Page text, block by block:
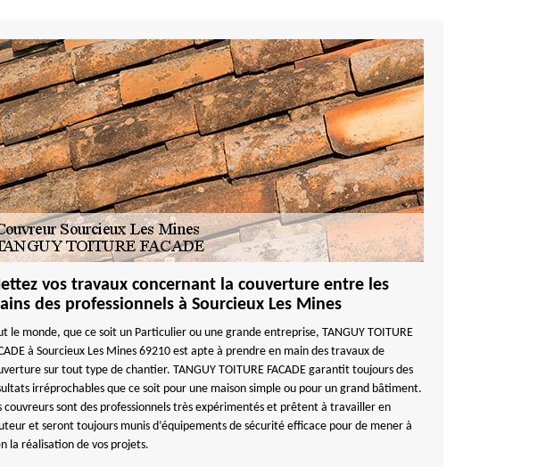
vos travaux concernant la couverture entre les
des professionnels à Sourcieux Les Mines
le monde, que ce soit un Particulier ou une grande entreprise, TANGUY TOITURE
à Sourcieux Les Mines 69210 est apte à prendre en main des travaux de
sur tout type de chantier. TANGUY TOITURE FACADE garantit toujours des
irréprochables que ce soit pour une maison simple ou pour un grand bâtiment.
couvreurs sont des professionnels très expérimentés et prêtent à travailler en
et seront toujours munis d’équipements de sécurité efficace pour de mener à
la réalisation de vos projets.